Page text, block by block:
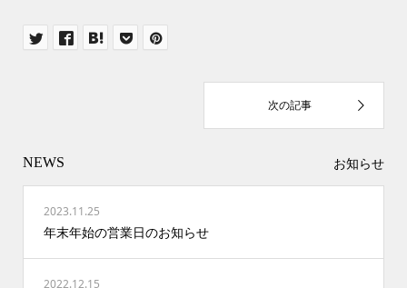
NEWS お知らせ
2023.11.25
年末年始の営業日のお知らせ
2022.12.15